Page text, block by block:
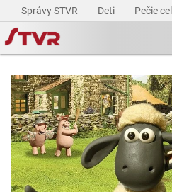
Správy STVR Deti Pečie